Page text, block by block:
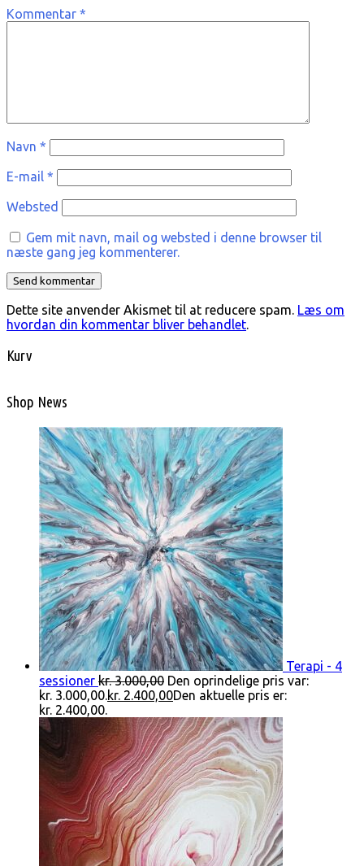
Kommentar *
Navn *
E-mail *
Websted
Gem mit navn, mail og websted i denne browser til
næste gang jeg kommenterer.
Dette site anvender Akismet til at reducere spam. Læs om
hvordan din kommentar bliver behandlet.
Kurv
Shop News
Terapi - 4
sessioner kr.3.000,00 Den oprindelige pris var:
kr. 3.000,00.kr. 2.400,00Den aktuelle pris er:
kr. 2.400,00.